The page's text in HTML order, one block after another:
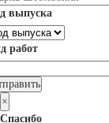
выпуска
работ
×
Спасибо